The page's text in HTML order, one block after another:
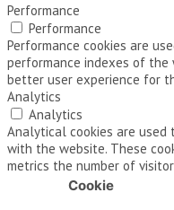
Performance
Performance
Performance cookies are
performance indexes of the
better user experience for
Analytics
Analytics
Analytical cookies are
with the website. These
metrics the number of
Cookie